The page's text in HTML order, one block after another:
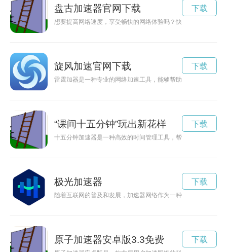
盘古加速器官网下载
想要提高网络速度，享受畅快的网络体验吗？快来下载盘古加
下载
旋风加速官网下载
雷霆加器是一种专业的网络加速工具，能够帮助用户快速下载
下载
“课间十五分钟”玩出新花样
十五分钟加速器是一种高效的时间管理工具，帮助我们更好地
下载
极光加速器
随着互联网的普及和发展，加速器网络作为一种能够提升网络
下载
原子加速器安卓版3.3免费 下载